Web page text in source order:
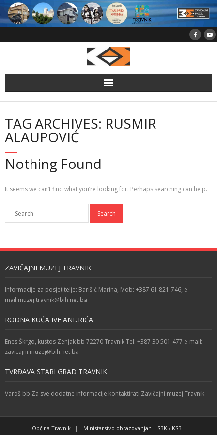
Skip
content
TAG ARCHIVES: RUSMIR
ALAUPOVIĆ
Nothing Found
It seems we can’t find what you’re looking for. Perhaps searching can help.
ZAVIČAJNI MUZEJ TRAVNIK
Informacije za posjetitelje: Barišić Marina, Mob: +387 61 821-746, e-
mail:muzej.travnik@bih.net.ba
RODNA KUĆA IVE ANDRIĆA
Enes Škrgo, kustos Zenjak bb 72270 Travnik Tel: +387 30 501-477 e-mail:
zavicajni.muzej@bih.net.ba
TVRĐAVA STARI GRAD TRAVNIK
Varoš bb Za sve dodatne informacije kontaktirati Zavičajni muzej Travnik
Općina Travnik
Ministarstvo obrazovanjan – SBK / KSB